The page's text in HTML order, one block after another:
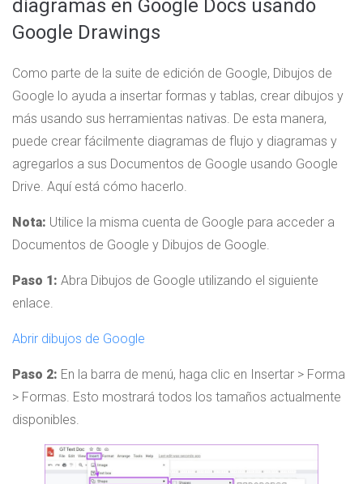
diagramas en Google Docs usando
Google Drawings
Como parte de la suite de edición de Google, Dibujos de
Google lo ayuda a insertar formas y tablas, crear dibujos y
más usando sus herramientas nativas. De esta manera,
puede crear fácilmente diagramas de flujo y diagramas y
agregarlos a sus Documentos de Google usando Google
Drive. Aquí está cómo hacerlo.
Nota: Utilice la misma cuenta de Google para acceder a
Documentos de Google y Dibujos de Google.
Paso 1: Abra Dibujos de Google utilizando el siguiente
enlace.
Abrir dibujos de Google
Paso 2: En la barra de menú, haga clic en Insertar > Forma
> Formas. Esto mostrará todos los tamaños actualmente
disponibles.